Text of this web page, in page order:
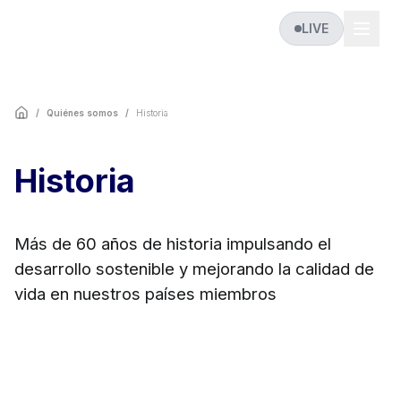
LIVE
/ Quiénes somos / Historia
Historia
Más de 60 años de historia impulsando el
desarrollo sostenible y mejorando la calidad de
vida en nuestros países miembros